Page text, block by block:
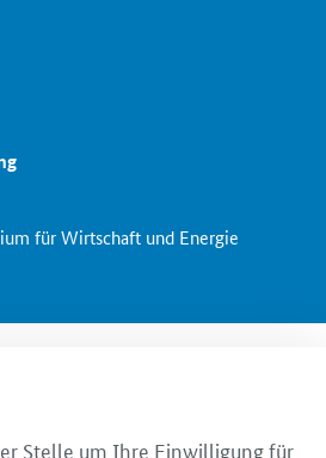
für Wirtschaft und Energie
Stelle um Ihre Einwilligung für